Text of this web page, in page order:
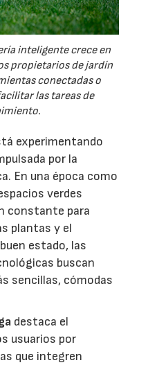
inteligente crece en
propietarios de jardín
conectadas o
las tareas de
experimentando
por la
En una época como
verdes
constante para
plantas y el
estado, las
buscan
sencillas, cómodas
destaca el
usuarios por
que integren